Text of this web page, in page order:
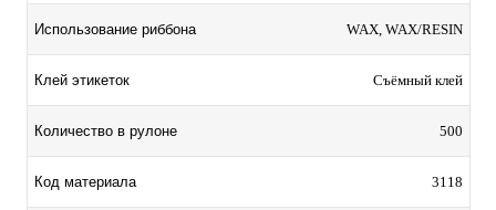
Использование риббона WAX, WAX/RESIN
Клей этикеток Съёмный клей
Количество в рулоне 500
Код материала 3118